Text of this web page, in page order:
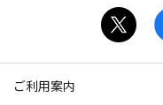
ご利用案内